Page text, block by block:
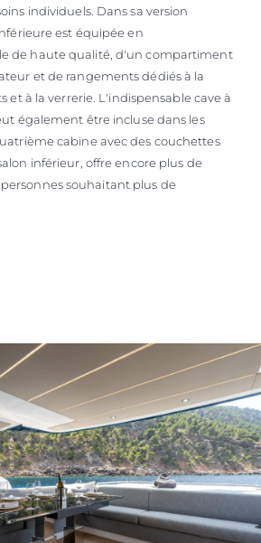
individuels. Dans sa version
est équipée en
de haute qualité, d'un compartiment
et de rangements dédiés à la
et à la verrerie. L'indispensable cave à
également être incluse dans les
cabine avec des couchettes
inférieur, offre encore plus de
souhaitant plus de